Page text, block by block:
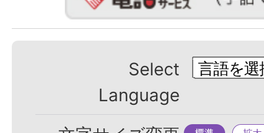
Select
Language